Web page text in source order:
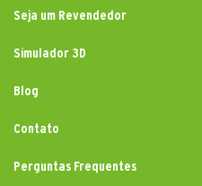
Seja um Revendedor
Simulador 3D
Blog
Contato
Perguntas Frequentes